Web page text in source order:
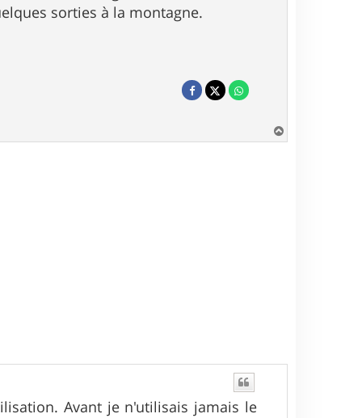
sorties à la montagne.
a
Avant je n'utilisais jamais le